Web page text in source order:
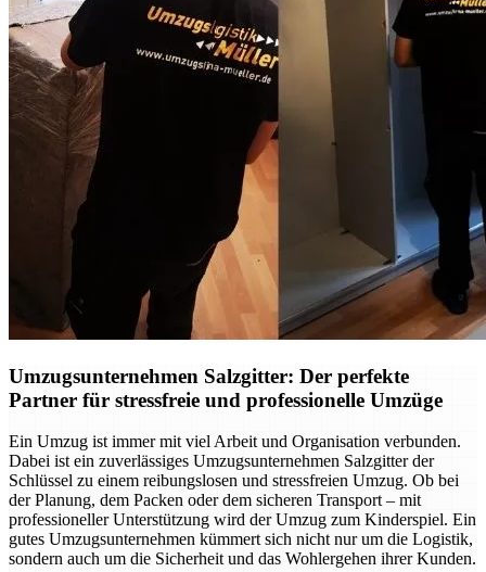
Umzugsunternehmen Salzgitter: Der perfekte
Partner für stressfreie und professionelle Umzüge
Ein Umzug ist immer mit viel Arbeit und Organisation verbunden.
Dabei ist ein zuverlässiges Umzugsunternehmen Salzgitter der
Schlüssel zu einem reibungslosen und stressfreien Umzug. Ob bei
der Planung, dem Packen oder dem sicheren Transport – mit
professioneller Unterstützung wird der Umzug zum Kinderspiel. Ein
gutes Umzugsunternehmen kümmert sich nicht nur um die Logistik,
sondern auch um die Sicherheit und das Wohlergehen ihrer Kunden.